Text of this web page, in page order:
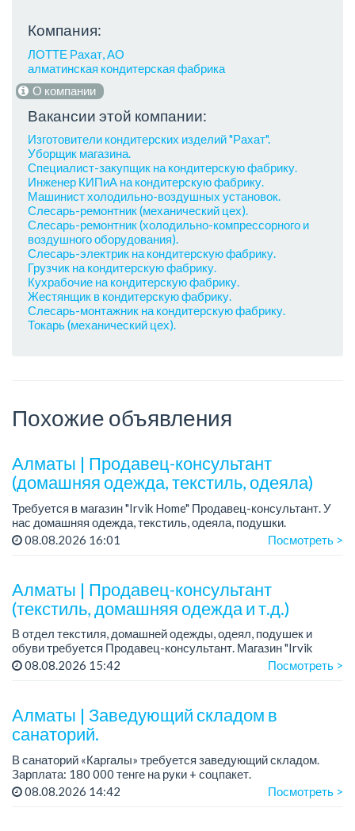
Компания:
ЛОТТЕ Рахат, АО
алматинская кондитерская фабрика
О компании
Вакансии этой компании:
Изготовители кондитерских изделий "Рахат".
Уборщик магазина.
Специалист-закупщик на кондитерскую фабрику.
Инженер КИПиА на кондитерскую фабрику.
Машинист холодильно-воздушных установок.
Слесарь-ремонтник (механический цех).
Слесарь-ремонтник (холодильно-компрессорного и
воздушного оборудования).
Слесарь-электрик на кондитерскую фабрику.
Грузчик на кондитерскую фабрику.
Кухрабочие на кондитерскую фабрику.
Жестянщик в кондитерскую фабрику.
Слесарь-монтажник на кондитерскую фабрику.
Токарь (механический цех).
Похожие объявления
Алматы | Продавец-консультант
(домашняя одежда, текстиль, одеяла)
Требуется в магазин "Irvik Home" Продавец-консультант. У
нас домашняя одежда, текстиль, одеяла, подушки.
График работы: 4/2, с 10:00 до 20:00.
08.08.2026 16:01 Посмотреть >
Алматы | Продавец-консультант
(текстиль, домашняя одежда и т.д.)
В отдел текстиля, домашней одежды, одеял, подушек и
обуви требуется Продавец-консультант. Магазин "Irvik
Home".
08.08.2026 15:42 Посмотреть >
Алматы | Заведующий складом в
санаторий.
В санаторий «Каргалы» требуется заведующий складом.
Зарплата: 180 000 тенге на руки + соцпакет.
График работы: 2/2.
08.08.2026 14:42 Посмотреть >